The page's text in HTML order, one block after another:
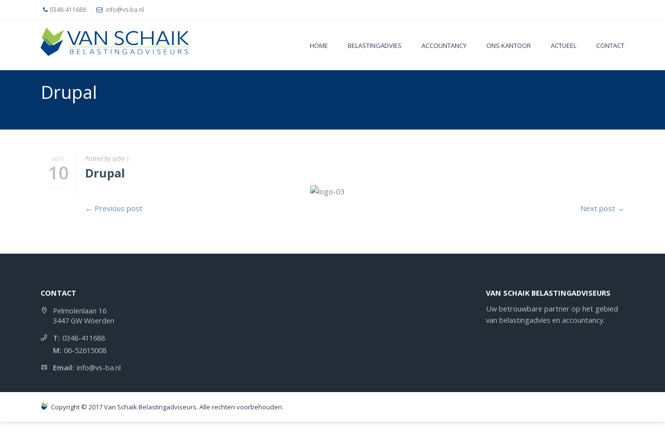
0348-411688 info@vs-ba.nl
HOME BELASTINGADVIES ACCOUNTANCY ONS KANTOOR ACTUEEL CONTACT
Drupal
APR
10
Posted by sybo |
Drupal
← Previous post Next post →
CONTACT
Pelmolenlaan 16
3447 GW Woerden
T: 0348-411688
M: 06-52615008
Email: info@vs-ba.nl
VAN SCHAIK BELASTINGADVISEURS
Uw betrouwbare partner op het gebied
van belastingadvies en accountancy.
Copyright © 2017 Van Schaik Belastingadviseurs. Alle rechten voorbehouden.
Belastingadvies
Actueel